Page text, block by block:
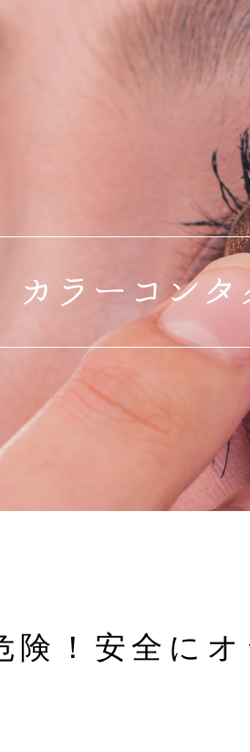
険！安全に